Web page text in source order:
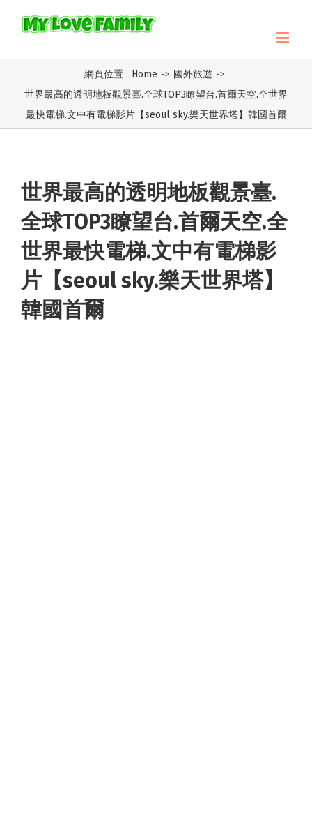
網頁位置 : Home -> 國外旅遊 ->
世界最高的透明地板觀景臺.全球TOP3瞭望台.首爾天空.全世界
最快電梯.文中有電梯影片【seoul sky.樂天世界塔】韓國首爾
世界最高的透明地板觀景臺.
全球TOP3瞭望台.首爾天空.全
世界最快電梯.文中有電梯影
片【seoul sky.樂天世界塔】
韓國首爾